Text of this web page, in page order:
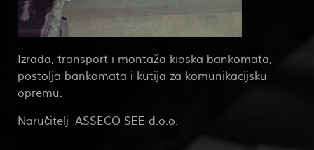
Izrada, transport i montaža kioska bankomata,
postolja bankomata i kutija za komunikacijsku
opremu.
Naručitelj ASSECO SEE d.o.o.